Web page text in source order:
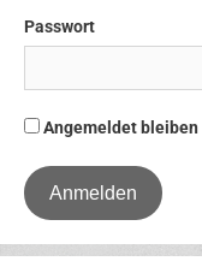
Passwort
Angemeldet bleiben